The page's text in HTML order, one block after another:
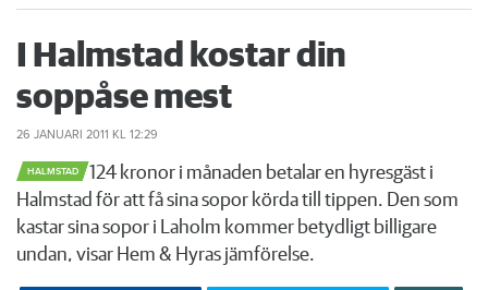
I Halmstad kostar din
soppåse mest
26 JANUARI 2011 KL 12:29
HALMSTAD
​124 kronor i månaden betalar en hyresgäst i
Halmstad för att få sina sopor körda till tippen. Den som
kastar sina sopor i Laholm kommer betydligt billigare
undan, visar Hem & Hyras jämförelse.